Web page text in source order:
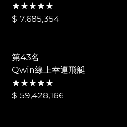
★★★★★
$ 7,685,354
第43名
Qwin線上幸運飛艇
★★★★★
$ 59,428,166